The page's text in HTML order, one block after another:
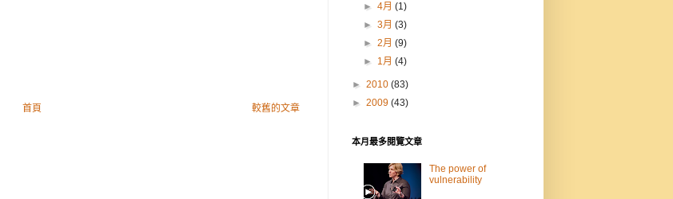
較舊的文章
首頁
►4月(1)
►3月(3)
►2月(9)
► 1月(4)
► 2010 (83)
► 2009 (43)
本月最多閱覽文章
The power of
vulnerability